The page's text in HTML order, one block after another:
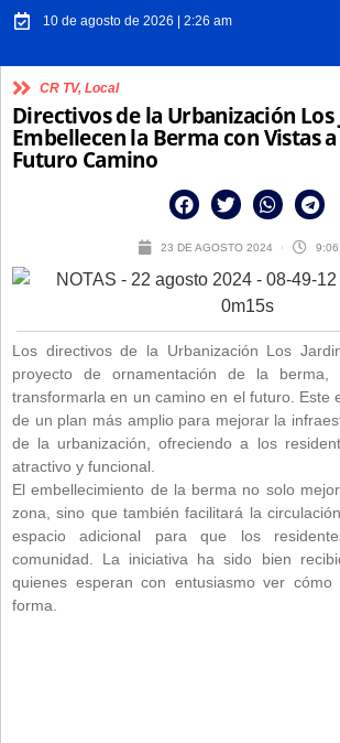
10 de agosto de 2026 | 2:26 am
CR TV, Local
Directivos de la Urbanización Los
Embellecen la Berma con Vistas
Futuro Camino
23 DE AGOSTO 2024 9:06
Los directivos de la Urbanización Los
proyecto de ornamentación de la
transformarla en un camino en el futuro. Este
de un plan más amplio para mejorar la
de la urbanización, ofreciendo a los
atractivo y funcional.
El embellecimiento de la berma no solo
zona, sino que también facilitará la
espacio adicional para que los
comunidad. La iniciativa ha sido bien
quienes esperan con entusiasmo ver cómo
forma.